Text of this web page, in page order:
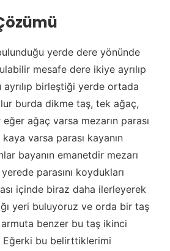
yerde dere yönünde
mesafe dere ikiye ayrılıp
birleştiği yerde ortada
burda dikme taş, tek ağaç,
ağaç varsa mezarın parası
varsa parası kayanın
bayanın emanetdir mezarı
parasını koydukları
içinde biraz daha ilerleyerek
yeri buluyoruz ve orda bir taş
benzer bu taş ikinci
Eğerki bu belirttiklerimi